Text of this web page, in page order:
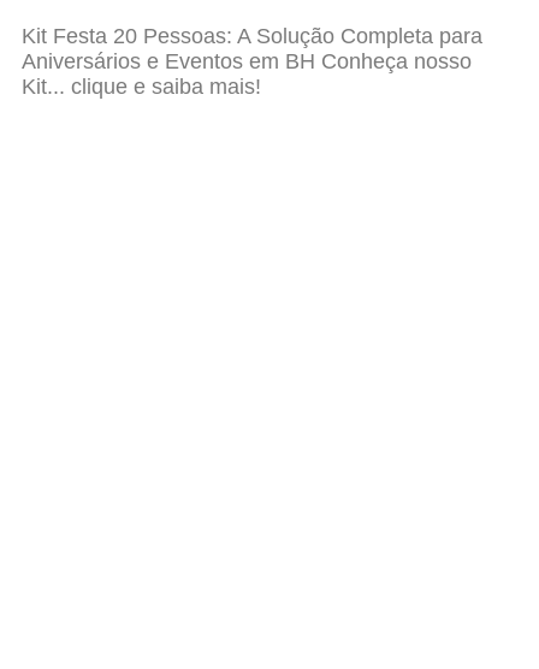
Kit Festa 20 Pessoas: A Solução Completa para
Aniversários e Eventos em BH Conheça nosso
Kit... clique e saiba mais!